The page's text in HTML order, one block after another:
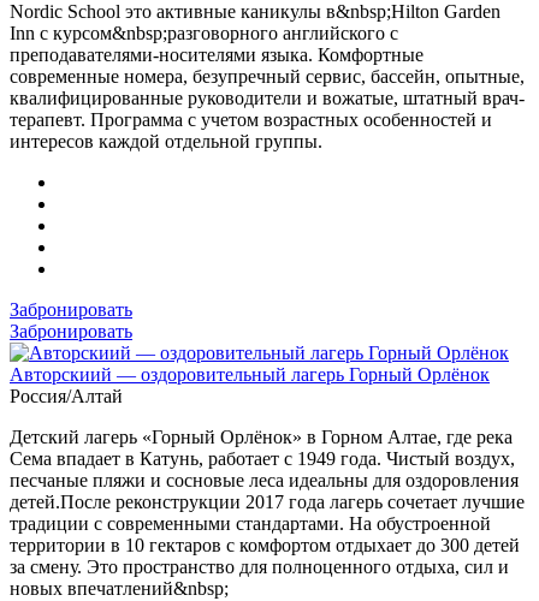
Nordic School это активные каникулы в&nbsp;Hilton Garden
Inn с курсом&nbsp;разговорного английского с
преподавателями-носителями языка. Комфортные
современные номера, безупречный сервис, бассейн, опытные,
квалифицированные руководители и вожатые, штатный врач-
терапевт. Программа с учетом возрастных особенностей и
интересов каждой отдельной группы.
Забронировать
Забронировать
Авторскиий — оздоровительный лагерь Горный Орлёнок
Россия/Алтай
Детский лагерь «Горный Орлёнок» в Горном Алтае, где река
Сема впадает в Катунь, работает с 1949 года. Чистый воздух,
песчаные пляжи и сосновые леса идеальны для оздоровления
детей.После реконструкции 2017 года лагерь сочетает лучшие
традиции с современными стандартами. На обустроенной
территории в 10 гектаров с комфортом отдыхает до 300 детей
за смену. Это пространство для полноценного отдыха, сил и
новых впечатлений&nbsp;